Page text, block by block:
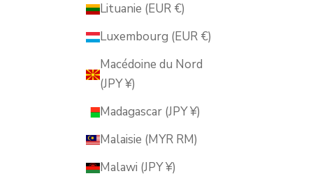
Lituanie (EUR €)
Luxembourg (EUR €)
Macédoine du Nord
(JPY ¥)
Madagascar (JPY ¥)
Malaisie (MYR RM)
Malawi (JPY ¥)